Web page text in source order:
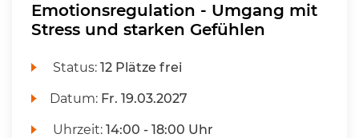
Emotionsregulation - Umgang mit
Stress und starken Gefühlen
Status:12 Plätze frei
Datum: Fr. 19.03.2027
Uhrzeit:14:00 - 18:00 Uhr